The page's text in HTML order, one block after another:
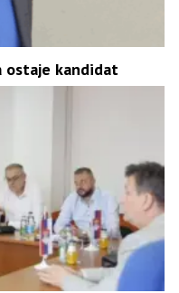
ostaje kandidat